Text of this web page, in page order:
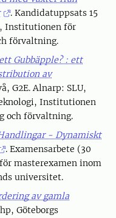
. Kandidatuppsats 15
Institutionen för
förvaltning.
Gubbäpple? : ett
av
G2E. Alnarp: SLU,
Institutionen
och förvaltning.
- Dynamiskt
. Examensarbete (30
masterexamen inom
universitet.
av gamla
Göteborgs